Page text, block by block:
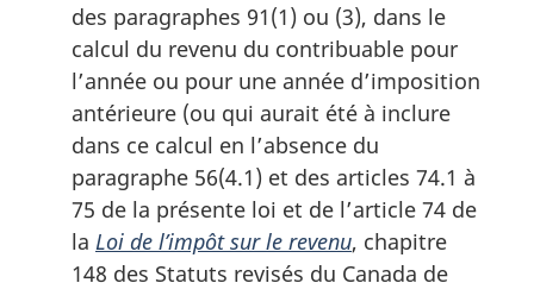
des paragraphes 91(1) ou (3), dans le
calcul du revenu du contribuable pour
l’année ou pour une année d’imposition
antérieure (ou qui aurait été à inclure
dans ce calcul en l’absence du
paragraphe 56(4.1) et des articles 74.1 à
75 de la présente loi et de l’article 74 de
la Loi de l’impôt sur le revenu, chapitre
148 des Statuts revisés du Canada de